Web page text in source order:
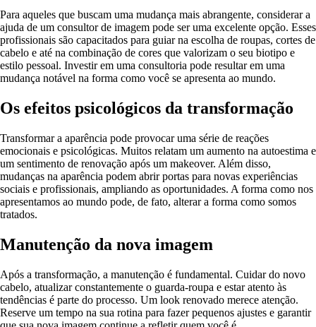
Para aqueles que buscam uma mudança mais abrangente, considerar a
ajuda de um consultor de imagem pode ser uma excelente opção. Esses
profissionais são capacitados para guiar na escolha de roupas, cortes de
cabelo e até na combinação de cores que valorizam o seu biotipo e
estilo pessoal. Investir em uma consultoria pode resultar em uma
mudança notável na forma como você se apresenta ao mundo.
Os efeitos psicológicos da transformação
Transformar a aparência pode provocar uma série de reações
emocionais e psicológicas. Muitos relatam um aumento na autoestima e
um sentimento de renovação após um makeover. Além disso,
mudanças na aparência podem abrir portas para novas experiências
sociais e profissionais, ampliando as oportunidades. A forma como nos
apresentamos ao mundo pode, de fato, alterar a forma como somos
tratados.
Manutenção da nova imagem
Após a transformação, a manutenção é fundamental. Cuidar do novo
cabelo, atualizar constantemente o guarda-roupa e estar atento às
tendências é parte do processo. Um look renovado merece atenção.
Reserve um tempo na sua rotina para fazer pequenos ajustes e garantir